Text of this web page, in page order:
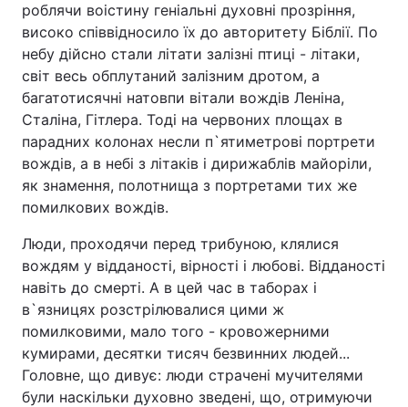
роблячи воістину геніальні духовні прозріння,
високо співвідносило їх до авторитету Біблії. По
небу дійсно стали літати залізні птиці - літаки,
світ весь обплутаний залізним дротом, а
багатотисячні натовпи вітали вождів Леніна,
Сталіна, Гітлера. Тоді на червоних площах в
парадних колонах несли п`ятиметрові портрети
вождів, а в небі з літаків і дирижаблів майоріли,
як знамення, полотнища з портретами тих же
помилкових вождів.
Люди, проходячи перед трибуною, клялися
вождям у відданості, вірності і любові. Відданості
навіть до смерті. А в цей час в таборах і
в`язницях розстрілювалися цими ж
помилковими, мало того - кровожерними
кумирами, десятки тисяч безвинних людей...
Головне, що дивує: люди страчені мучителями
були наскільки духовно зведені, що, отримуючи